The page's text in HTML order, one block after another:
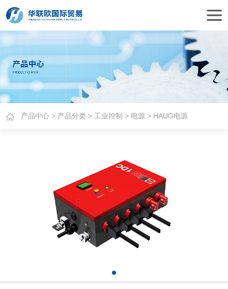
产品中心 > 产品分类 >工业控制 > 电源 > HAUG电源